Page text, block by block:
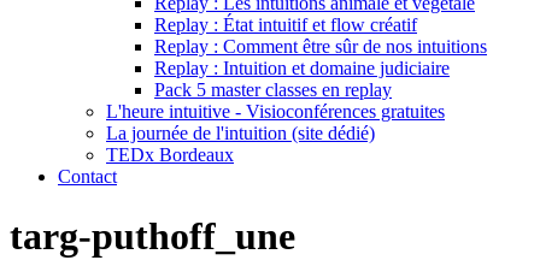
Replay : État intuitif et flow créatif
Replay : Comment être sûr de nos intuitions
Replay : Intuition et domaine judiciaire
Pack 5 master classes en replay
L'heure intuitive - Visioconférences gratuites
La journée de l'intuition (site dédié)
TEDx Bordeaux
Contact
targ-puthoff_une